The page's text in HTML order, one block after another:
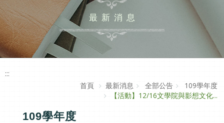
最新消息
:::
首頁
最新消息 全部公告
109學年度
【活動】12/16文學院與影想文化...
109學年度